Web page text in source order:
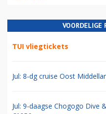
VOORDELIGE
TUI vliegtickets
Jul: 8-dg cruise Oost
Jul: 9-daagse Chogogo Dive